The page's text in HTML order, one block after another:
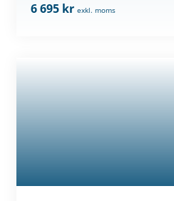
6 695 kr exkl. moms